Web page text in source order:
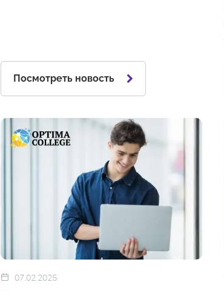
Посмотреть новость
07.02.2025